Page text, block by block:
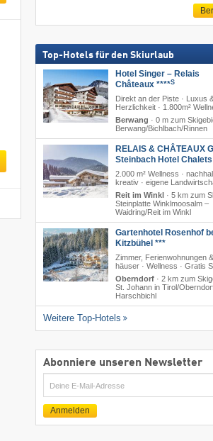
Top-Hotels für den Skiurlaub
Hotel Singer – Relais
Châteaux ****S
Direkt an der Piste · Luxus
Herzlichkeit · 1.800m²
Berwang · 0 m zum
Berwang/​Bichlbach/​Rinnen
RELAIS & CHÂTEAUX
Steinbach Hotel Chalets
2.000 m² Wellness ·
kreativ · eigene
Reit im Winkl· 5 km zum
Steinplatte Winklmoosalm –
Waidring/​Reit im Winkl
Gartenhotel Rosenhof
Kitzbühel ***
Zimmer, Ferienwohnungen
häuser · Wellness · Gratis
Oberndorf · 2 km zum
St. Johann in Tirol/​
Harschbichl
Weitere Top-Hotels
Abonniere unseren Newsletter
E-
Mail
Anmelden